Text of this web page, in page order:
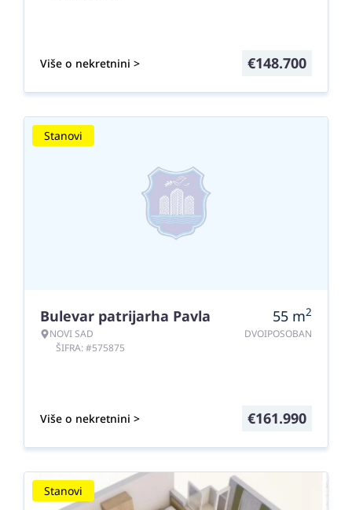
Više o nekretnini > €148.700
Stanovi
Bulevar patrijarha Pavla
NOVI SAD
ŠIFRA: #575875
55 m2
DVOIPOSOBAN
Više o nekretnini > €161.990
Stanovi